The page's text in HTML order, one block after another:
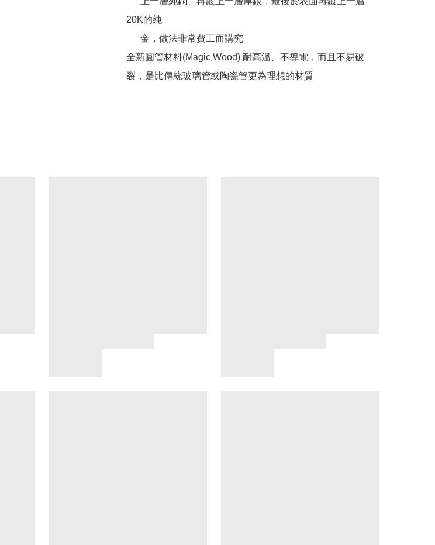
20K的純
全新圓管材料(Magic Wood) 耐高溫、不導電，而且不易破
裂，是比傳統玻璃管或陶瓷管更為理想的材質